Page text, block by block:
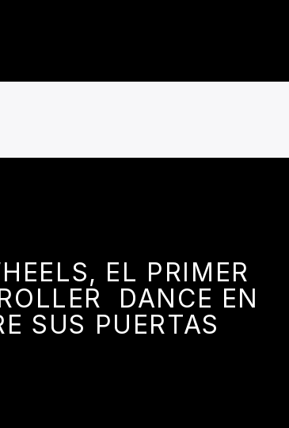
EL PRIMER
DANCE EN
SUS PUERTAS